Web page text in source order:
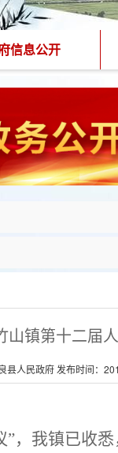
信息公开
山镇第十二届
县人民政府 发布时间：
”，我镇已收悉